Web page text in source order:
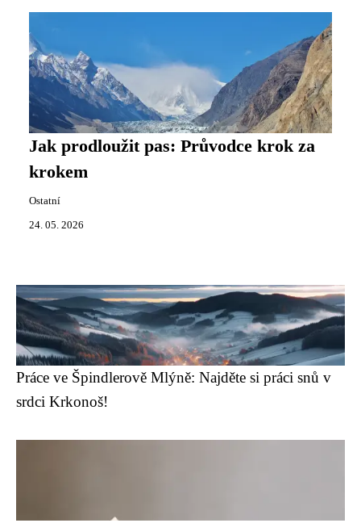
Jak prodloužit pas: Průvodce krok za
krokem
Ostatní
24. 05. 2026
Práce ve Špindlerově Mlýně: Najděte si práci snů v
srdci Krkonoš!